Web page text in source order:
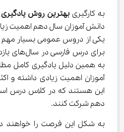
به کارگیری بهترین روش
دانش آموزان سال دهم اهمیت
به همین دلیل یادگیری کامل
آموزان اهمیت زیادی داشته و
این هستند که در کلاس درس
دهم شرکت کنند.
به شکل این فرصت را خواهند